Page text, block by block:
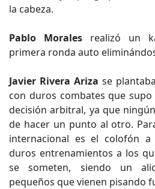
la cabeza.
Pablo Morales realizó un
primera ronda auto
Javier Rivera Ariza se
con duros combates que
decisión arbitral, ya que
de hacer un punto al otro.
internacional es el colofón
duros entrenamientos a los
se someten, siendo un
pequeños que vienen pisando